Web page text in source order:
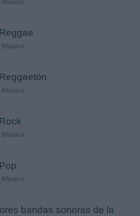
bandas sonoras de la